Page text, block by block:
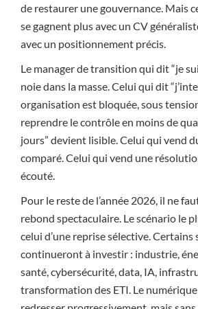
de restaurer une gouvernance. Mais
se gagnent plus avec un CV
avec un positionnement précis.
Le manager de transition qui dit “je
noie dans la masse. Celui qui dit
organisation est bloquée, sous
reprendre le contrôle en moins de
jours” devient lisible. Celui qui vend
comparé. Celui qui vend une
écouté.
Pour le reste de l’année 2026, il ne
rebond spectaculaire. Le scénario le
celui d’une reprise sélective. Certains
continueront à investir : industrie,
santé, cybersécurité, data, IA,
transformation des ETI. Le